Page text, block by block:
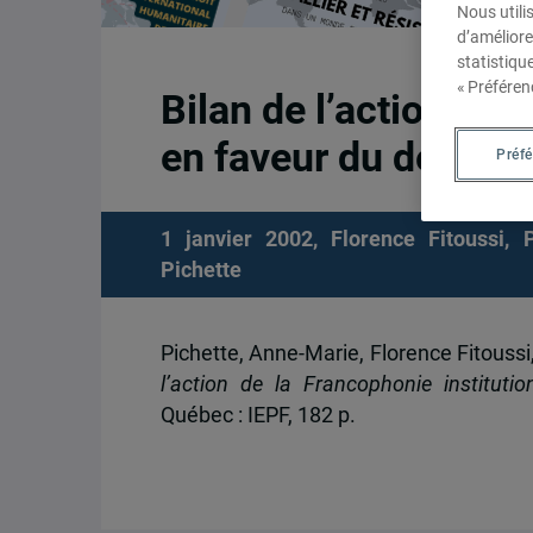
Bilan de l’action de
en faveur du
1 janvier 2002, Florence Fitoussi,
Pichette
Pichette, Anne-Marie, Florence
l’action de la Francophonie
Québec : IEPF, 182 p.
Nous
«